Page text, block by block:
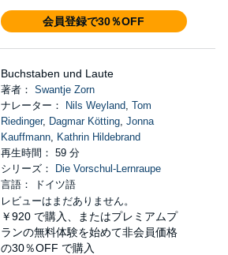
会員登録で30％OFF
Buchstaben und Laute
著者： Swantje Zorn
ナレーター：
Nils Weyland, Tom
Riedinger, Dagmar Kötting, Jonna
Kauffmann, Kathrin Hildebrand
再生時間： 59 分
シリーズ：
Die Vorschul-Lernraupe
言語： ドイツ語
レビューはまだありません。
￥920 で購入、またはプレミアムプ
ランの無料体験を始めて非会員価格
の30％OFF で購入